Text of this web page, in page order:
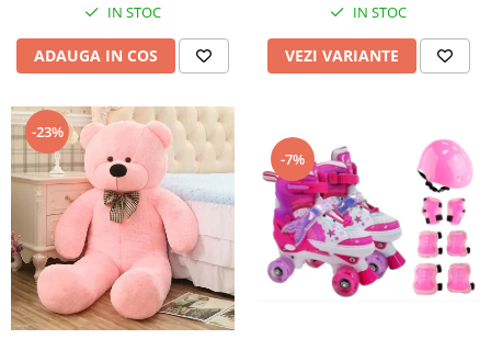
IN STOC
ADAUGA IN COS
IN STOC
VEZI VARIANTE
-23%
-7%